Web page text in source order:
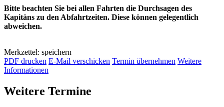
Bitte beachten Sie bei allen Fahrten die Durchsagen des
Kapitäns zu den Abfahrtzeiten. Diese können gelegentlich
abweichen.
Merkzettel: speichern
PDF drucken E-Mail verschicken Termin übernehmen Weitere
Informationen
Weitere Termine